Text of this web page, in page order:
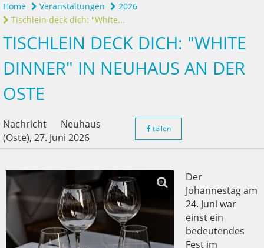
Home Veranstaltungen
2026
Tischlein deck dich: "White...
TISCHLEIN DECK DICH: "WHITE
DINNER" IN NEUHAUS AN DER
OSTE
Nachricht
Neuhaus
(Oste), 27. Juni 2026
teilen
Der
Johannestag am
24. Juni war
einst ein
bedeutendes
Fest im